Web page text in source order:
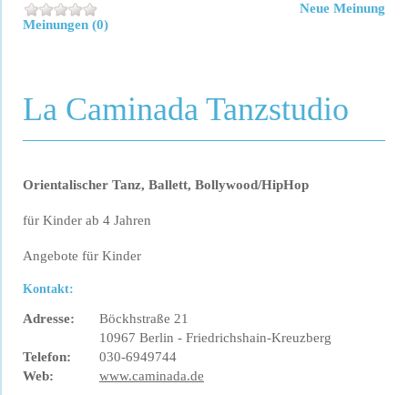
Meinungen (0)
Neue Meinung
La Caminada Tanzstudio
Orientalischer Tanz, Ballett, Bollywood/HipHop
für Kinder ab 4 Jahren
Angebote für Kinder
Kontakt:
Adresse:
Böckhstraße 21
10967 Berlin - Friedrichshain-Kreuzberg
Telefon:
030-6949744
Web:
www.caminada.de